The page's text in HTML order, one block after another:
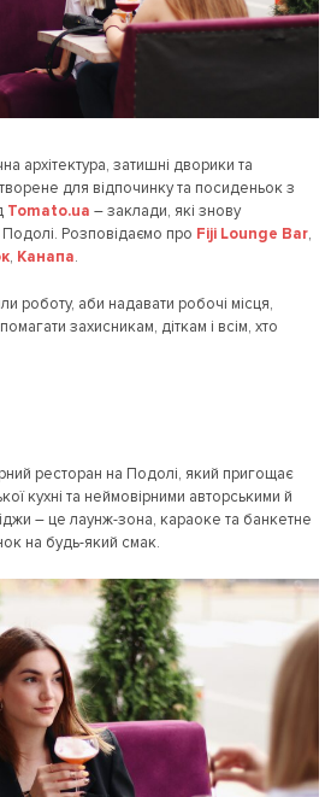
архітектура, затишні дворики та
для відпочинку та посиденьок з
Tomato.ua – заклади, які знову
Розповідаємо про Fiji Lounge Bar,
, Канапа.
роботу, аби надавати робочі місця,
захисникам, діткам і всім, хто
ресторан на Подолі, який пригощає
кухні та неймовірними авторськими й
– це лаунж-зона, караоке та банкетне
на будь-який смак.